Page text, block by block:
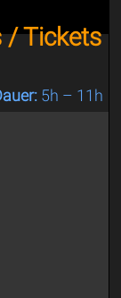
/ Tickets
5h – 11h